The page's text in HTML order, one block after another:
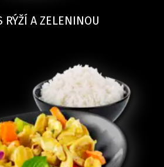
RÝŽÍ A ZELENINOU